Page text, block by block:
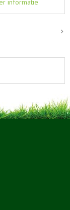
informatie